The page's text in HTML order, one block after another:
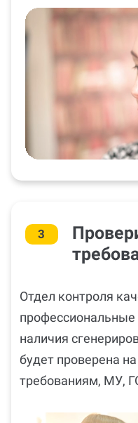
3
Отдел контроля
наличия
будет проверена
требованиям, МУ,